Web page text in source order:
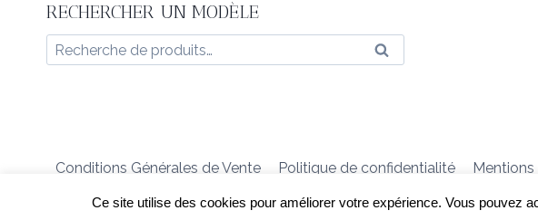
RECHERCHER UN MODÈLE
Recherche
pour :
Recherche
Conditions Générales de Vente Politique de confidentialité Mentions
Ce site utilise des cookies pour améliorer votre expérience. Vous pouvez